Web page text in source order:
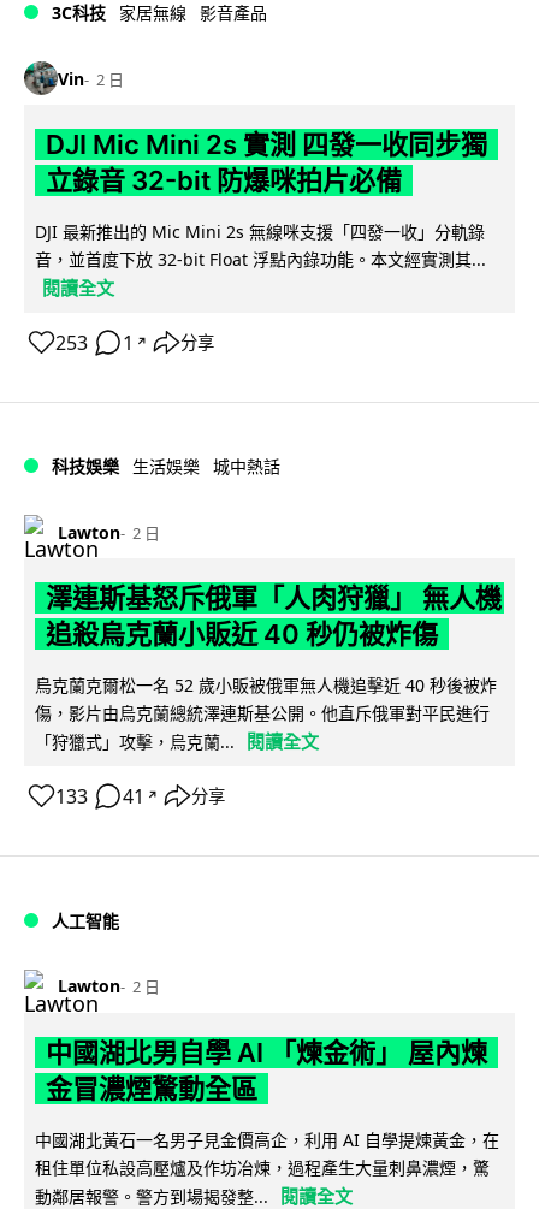
3C科技 家居無線 影音產品
Vin 2 日
DJI Mic Mini 2s 實測 四發一收同步獨
立錄音 32-bit 防爆咪拍片必備
DJI 最新推出的 Mic Mini 2s 無線咪支援「四發一收」分軌錄
音，並首度下放 32-bit Float 浮點內錄功能。本文經實測其...
閱讀全文
253 1 ↗ 分享
科技娛樂 生活娛樂 城中熱話
Lawton 2 日
澤連斯基怒斥俄軍「人肉狩獵」 無人機
追殺烏克蘭小販近 40 秒仍被炸傷
烏克蘭克爾松一名 52 歲小販被俄軍無人機追擊近 40 秒後被炸
傷，影片由烏克蘭總統澤連斯基公開。他直斥俄軍對平民進行
「狩獵式」攻擊，烏克蘭...
閱讀全文
133 41 ↗ 分享
人工智能
Lawton 2 日
中國湖北男自學 AI 「煉金術」 屋內煉
金冒濃煙驚動全區
中國湖北黃石一名男子見金價高企，利用 AI 自學提煉黃金，在
租住單位私設高壓爐及作坊冶煉，過程產生大量刺鼻濃煙，驚
動鄰居報警。警方到場揭發整...
閱讀全文